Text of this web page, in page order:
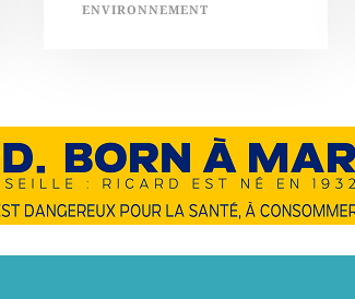
ENVIRONNEMENT
En savoir +